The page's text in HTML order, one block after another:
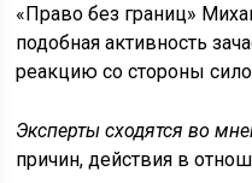
«Право без границ»
подобная активность
реакцию со стороны
Эксперты сходятся во
причин, действия в